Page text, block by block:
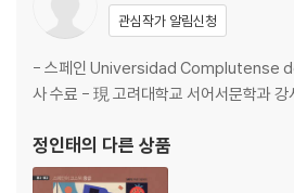
관심작가 알림신청
- 스페인 Universidad Complutense
사 수료 - 現 고려대학교 서어서문학과 강
정인태의 다른 상품